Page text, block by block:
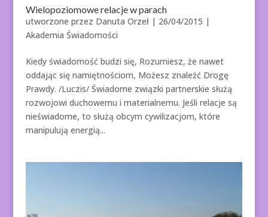
Wielopoziomowe relacje w parach
utworzone przez Danuta Orzeł| 26/04/2015 |
Akademia Świadomości
Kiedy świadomość budzi się, Rozumiesz, że nawet
oddając się namiętnościom, Możesz znaleźć Drogę
Prawdy. /Luczis/ Świadome związki partnerskie służą
rozwojowi duchowemu i materialnemu. Jeśli relacje są
nieświadome, to służą obcym cywilizacjom, które
manipulują energią...